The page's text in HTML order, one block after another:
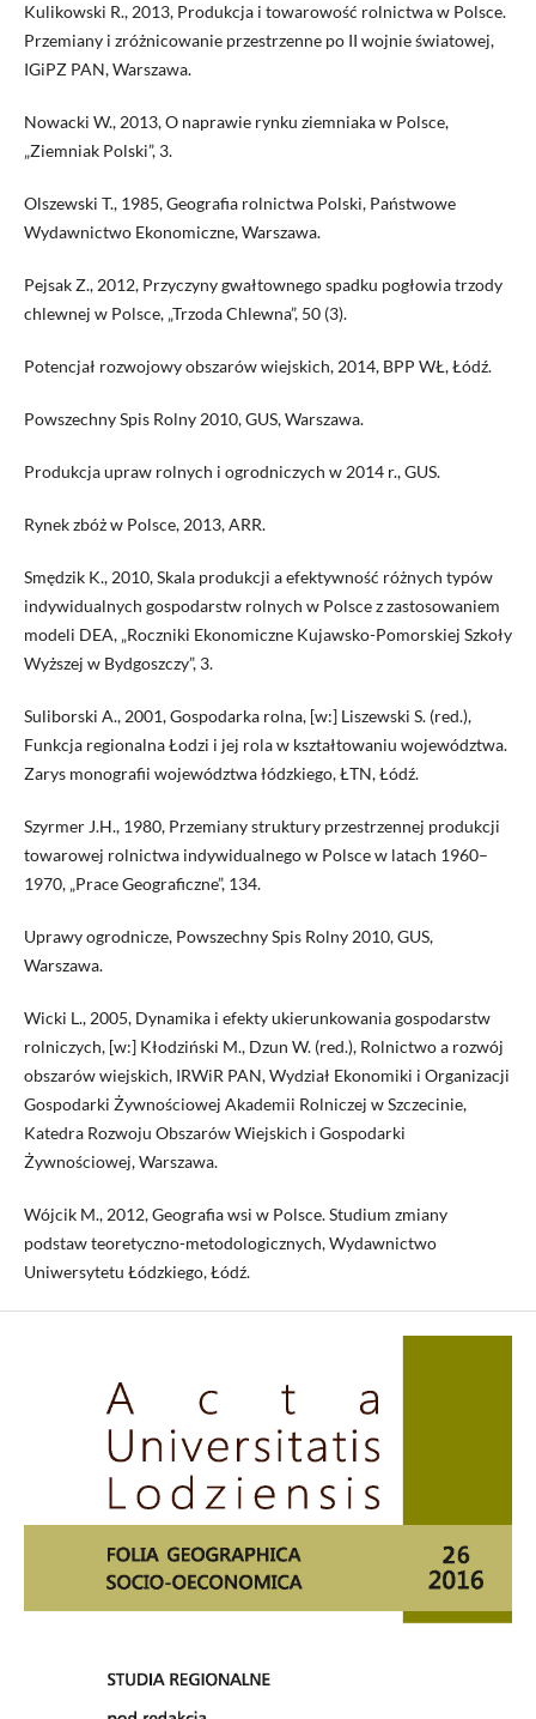
Kulikowski R., 2013, Produkcja i towarowość rolnictwa w Polsce.
Przemiany i zróżnicowanie przestrzenne po II wojnie światowej,
IGiPZ PAN, Warszawa.
Nowacki W., 2013, O naprawie rynku ziemniaka w Polsce,
„Ziemniak Polski”, 3.
Olszewski T., 1985, Geografia rolnictwa Polski, Państwowe
Wydawnictwo Ekonomiczne, Warszawa.
Pejsak Z., 2012, Przyczyny gwałtownego spadku pogłowia trzody
chlewnej w Polsce, „Trzoda Chlewna”, 50 (3).
Potencjał rozwojowy obszarów wiejskich, 2014, BPP WŁ, Łódź.
Powszechny Spis Rolny 2010, GUS, Warszawa.
Produkcja upraw rolnych i ogrodniczych w 2014 r., GUS.
Rynek zbóż w Polsce, 2013, ARR.
Smędzik K., 2010, Skala produkcji a efektywność różnych typów
indywidualnych go­spodarstw rolnych w Polsce z zastosowaniem
modeli DEA, „Roczniki Ekonomiczne Kujawsko-Pomorskiej Szkoły
Wyższej w Bydgoszczy”, 3.
Suliborski A., 2001, Gospodarka rolna, [w:] Liszewski S. (red.),
Funkcja regionalna Łodzi i jej rola w kształtowaniu województwa.
Zarys monografii województwa łódzkiego, ŁTN, Łódź.
Szyrmer J.H., 1980, Przemiany struktury przestrzennej produkcji
towarowej rolnictwa indywidualnego w Polsce w latach 1960–
1970, „Prace Geograficzne”, 134.
Uprawy ogrodnicze, Powszechny Spis Rolny 2010, GUS,
Warszawa.
Wicki L., 2005, Dynamika i efekty ukierunkowania gospodarstw
rolniczych, [w:] Kłodziński M., Dzun W. (red.), Rolnictwo a rozwój
obszarów wiejskich, IRWiR PAN, Wydział Ekonomiki i Organizacji
Gospodarki Żywnościowej Akademii Rolniczej w Szczecinie,
Katedra Rozwoju Obszarów Wiejskich i Gospodarki
Żywnościowej, Warszawa.
Wójcik M., 2012, Geografia wsi w Polsce. Studium zmiany
podstaw teoretyczno-metodologicznych, Wydawnictwo
Uniwersytetu Łódzkiego, Łódź.